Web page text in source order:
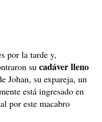
por la tarde y,
su cadáver lleno
Johan, su expareja, un
está ingresado en
por este macabro